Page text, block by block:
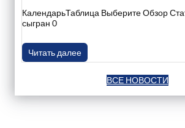
КалендарьТаблица Выберите Обзор
сыгран 0
Читать далее
ВСЕ НОВОСТИ